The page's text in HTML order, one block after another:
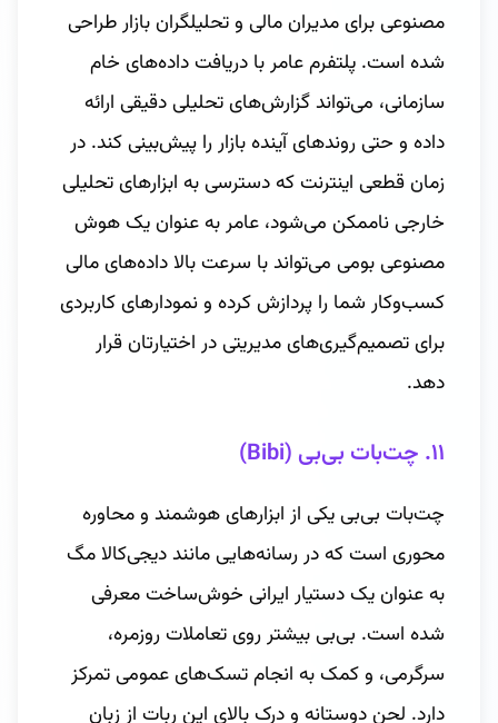
مصنوعی برای مدیران مالی و تحلیلگران بازار طراحی
شده است. پلتفرم عامر با دریافت داده‌های خام
سازمانی، می‌تواند گزارش‌های تحلیلی دقیقی ارائه
داده و حتی روندهای آینده بازار را پیش‌بینی کند. در
زمان قطعی اینترنت که دسترسی به ابزارهای تحلیلی
خارجی ناممکن می‌شود، عامر به عنوان یک هوش
مصنوعی بومی می‌تواند با سرعت بالا داده‌های مالی
کسب‌وکار شما را پردازش کرده و نمودارهای کاربردی
برای تصمیم‌گیری‌های مدیریتی در اختیارتان قرار
دهد.
۱۱. چت‌بات بی‌بی (Bibi)
چت‌بات بی‌بی یکی از ابزارهای هوشمند و محاوره
محوری است که در رسانه‌هایی مانند دیجی‌کالا مگ
به عنوان یک دستیار ایرانی خوش‌ساخت معرفی
شده است. بی‌بی بیشتر روی تعاملات روزمره،
سرگرمی، و کمک به انجام تسک‌های عمومی تمرکز
دارد. لحن دوستانه و درک بالای این ربات از زبان